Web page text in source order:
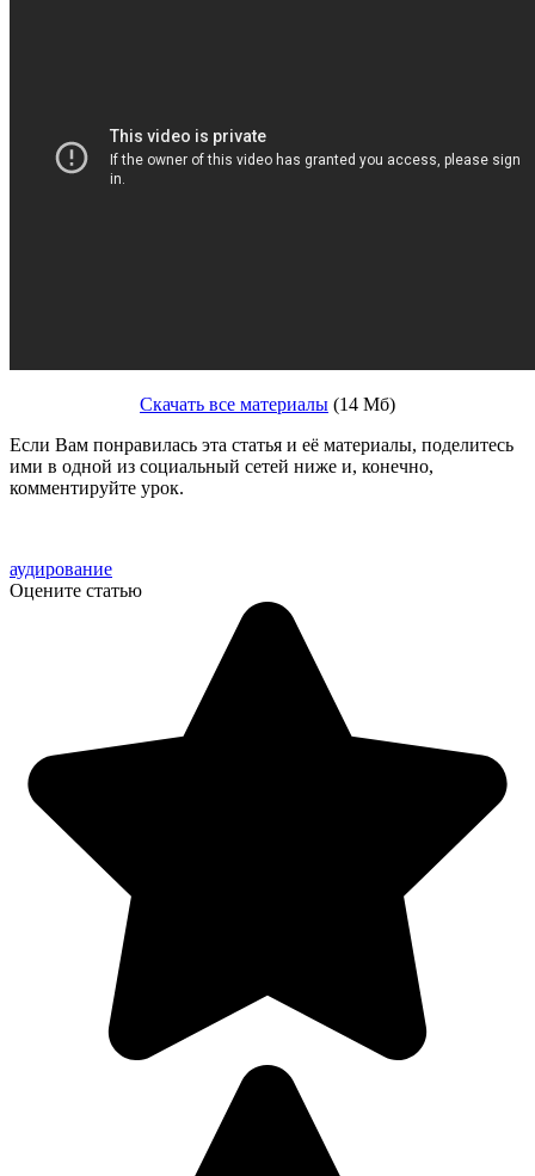
Скачать все материалы (14 Мб)
Если Вам понравилась эта статья и её материалы, поделитесь
ими в одной из социальный сетей ниже и, конечно,
комментируйте урок.
аудирование
Оцените статью